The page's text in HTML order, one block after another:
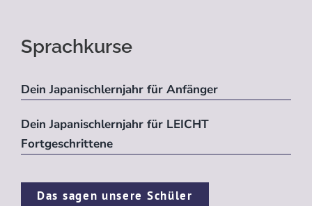
Sprachkurse
Dein Japanischlernjahr für Anfänger
Dein Japanischlernjahr für LEICHT
Fortgeschrittene
Das sagen unsere Schüler